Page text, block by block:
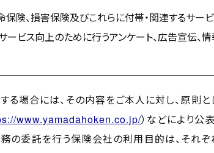
険、損害保険及びこれらに付帯・関連するサー
ービス向上のために行うアンケート、広告宣伝、
場合には、その内容をご本人に対し、原則
www.yamadahoken.co.jp/）などにより公
の委託を行う保険会社の利用目的は、それ